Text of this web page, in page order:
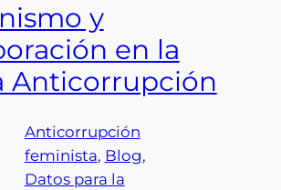
y
en la
Anticorrupción
Anticorrupción
feminista, Blog
Datos para la